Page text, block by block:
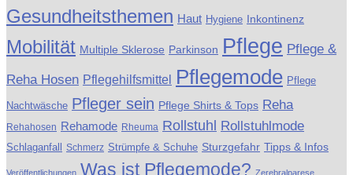
Gesundheitsthemen Haut Hygiene Inkontinenz
Mobilität Multiple Sklerose Parkinson Pflege Pflege &
Reha Hosen Pflegehilfsmittel Pflegemode Pflege
Nachtwäsche Pfleger sein Pflege Shirts & Tops Reha
Rehahosen Rehamode Rheuma Rollstuhl Rollstuhlmode
Schlaganfall Schmerz Strümpfe & Schuhe Sturzgefahr Tipps & Infos
Veröffentlichungen Was ist Pflegemode? Zerebralparese